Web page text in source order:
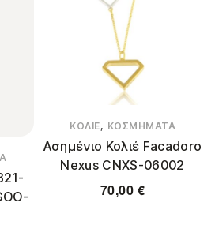
ΚΟΛΙΈ, ΚΟΣΜΉΜΑΤΑ
Ασημένιο Κολιέ Facadoro
Nexus CNXS-06002
70,00 €